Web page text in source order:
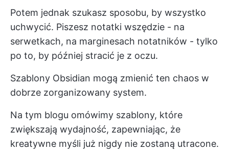
Potem jednak szukasz sposobu, by wszystko
uchwycić. Piszesz notatki wszędzie - na
serwetkach, na marginesach notatników - tylko
po to, by później stracić je z oczu.
Szablony Obsidian mogą zmienić ten chaos w
dobrze zorganizowany system.
Na tym blogu omówimy szablony, które
zwiększają wydajność, zapewniając, że
kreatywne myśli już nigdy nie zostaną utracone.